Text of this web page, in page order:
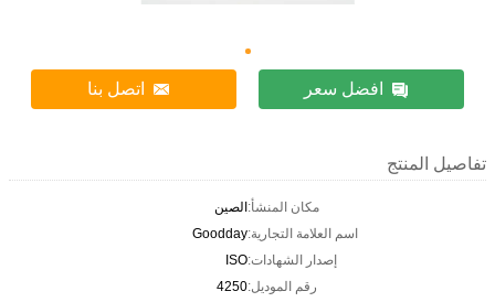
افضل سعر اتصل بنا
تفاصيل المنتج
مكان المنشأ:الصين
اسم العلامة التجارية:Goodday
إصدار الشهادات:ISO
رقم الموديل:4250